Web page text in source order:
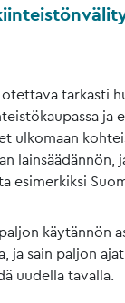
tarkasti
ja
ulkomaan
esimerkiksi
käytännön
ja sain paljon
uudella tavalla.